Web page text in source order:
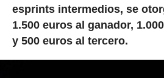
esprints intermedios, se
1.500 euros al ganador,
y 500 euros al tercero.